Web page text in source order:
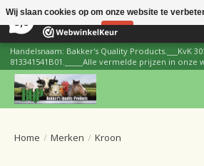
206 Reviews
Handelsnaam: Bakker's Quality Products.___KvK
813341541B01._____Alle vermelde prijzen in onze
Home / Merken / Kroon
Wij slaan cookies op om onze website te
Nee